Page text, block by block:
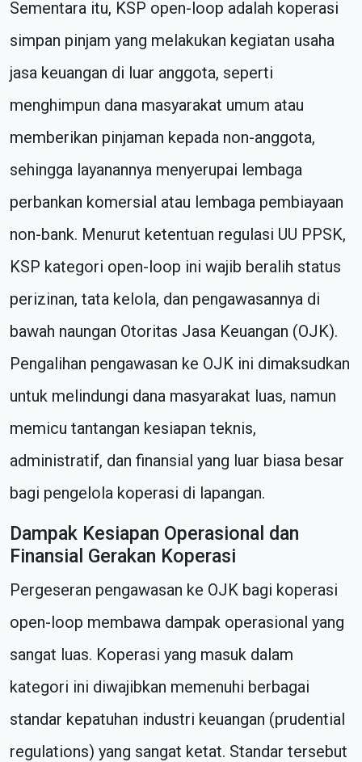
Sementara itu, KSP open-loop adalah koperasi
simpan pinjam yang melakukan kegiatan usaha
jasa keuangan di luar anggota, seperti
menghimpun dana masyarakat umum atau
memberikan pinjaman kepada non-anggota,
sehingga layanannya menyerupai lembaga
perbankan komersial atau lembaga pembiayaan
non-bank. Menurut ketentuan regulasi UU PPSK,
KSP kategori open-loop ini wajib beralih status
perizinan, tata kelola, dan pengawasannya di
bawah naungan Otoritas Jasa Keuangan (OJK).
Pengalihan pengawasan ke OJK ini dimaksudkan
untuk melindungi dana masyarakat luas, namun
memicu tantangan kesiapan teknis,
administratif, dan finansial yang luar biasa besar
bagi pengelola koperasi di lapangan.
Dampak Kesiapan Operasional dan
Finansial Gerakan Koperasi
Pergeseran pengawasan ke OJK bagi koperasi
open-loop membawa dampak operasional yang
sangat luas. Koperasi yang masuk dalam
kategori ini diwajibkan memenuhi berbagai
standar kepatuhan industri keuangan (prudential
regulations) yang sangat ketat. Standar tersebut